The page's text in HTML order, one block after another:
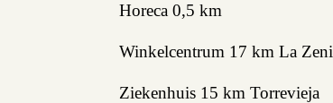
Aanbod
Horeca 0,5 km
Winkelcentrum 17 km La
Ziekenhuis 15 km Torrevieja